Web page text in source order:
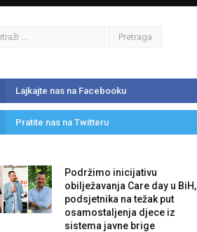
Lajkajte nas na Facebooku
Pratite nas na Twitteru
Podržimo inicijativu
obilježavanja Care day u BiH,
podsjetnika na težak put
osamostaljenja djece iz
sistema javne brige